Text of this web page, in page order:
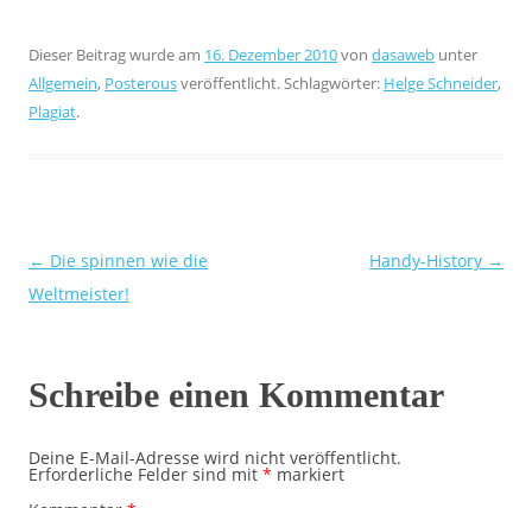
Dieser Beitrag wurde am 16. Dezember 2010von dasaweb unter
Allgemein, Posterousveröffentlicht. Schlagwörter: Helge Schneider,
Plagiat.
Beitragsnavigation
← Die spinnen wie die
Weltmeister!
Handy-History →
Schreibe einen Kommentar
Deine E-Mail-Adresse wird nicht veröffentlicht.
Erforderliche Felder sind mit * markiert